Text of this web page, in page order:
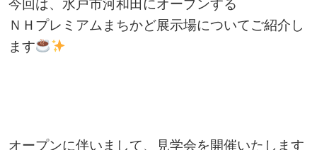
今回は、水戸市河和田にオープンする
ＮＨプレミアムまちかど展示場についてご紹介し
ます
オープンに伴いまして、見学会を開催いたします